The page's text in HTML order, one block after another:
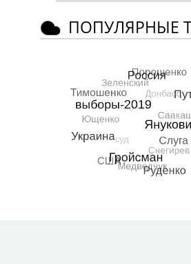
ПОПУЛЯРНЫЕ